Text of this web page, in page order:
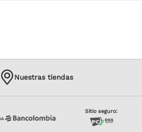
Nuestras tiendas
Sitio seguro: